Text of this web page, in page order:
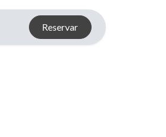
Reservar